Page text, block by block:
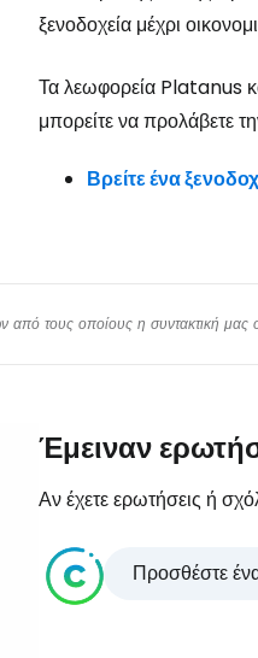
ξενοδοχεία μέχρι
Τα λεωφορεία Platanus
μπορείτε να προλάβετε
Βρείτε ένα
τους οποίους η συντακτική μας
Έμειναν
Αν έχετε ερωτήσεις ή
Προσθέστε